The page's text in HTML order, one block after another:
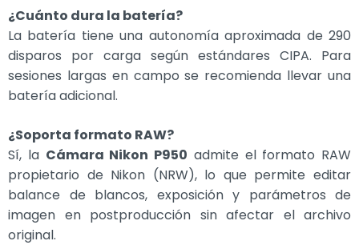
¿Cuánto dura la batería?
La batería tiene una autonomía aproximada de 290
disparos por carga según estándares CIPA. Para
sesiones largas en campo se recomienda llevar una
batería adicional.
¿Soporta formato RAW?
Sí, la Cámara Nikon P950 admite el formato RAW
propietario de Nikon (NRW), lo que permite editar
balance de blancos, exposición y parámetros de
imagen en postproducción sin afectar el archivo
original.